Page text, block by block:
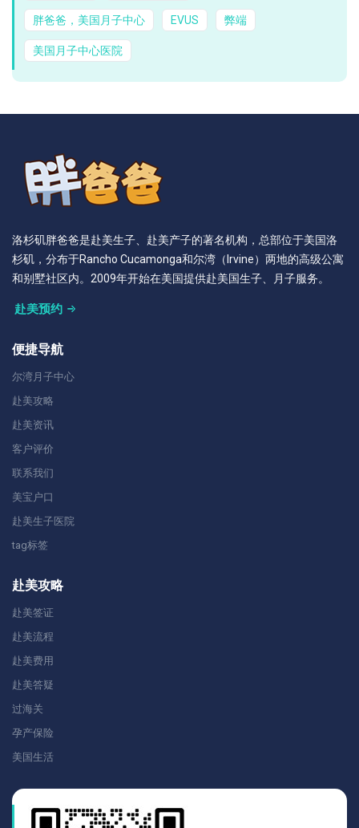
胖爸爸，美国月子中心 EVUS 弊端
美国月子中心医院
洛杉矶胖爸爸是赴美生子、赴美产子的著名机构，总部位于美国洛
杉矶，分布于Rancho Cucamonga和尔湾（Irvine）两地的高级公寓
和别墅社区内。2009年开始在美国提供赴美国生子、月子服务。
赴美预约
便捷导航
尔湾月子中心
赴美攻略
赴美资讯
客户评价
联系我们
美宝户口
赴美生子医院
tag标签
赴美攻略
赴美签证
赴美流程
赴美费用
赴美答疑
过海关
孕产保险
美国生活